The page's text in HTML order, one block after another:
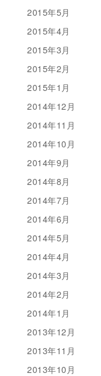
2015年5月
2015年4月
2015年3月
2015年2月
2015年1月
2014年12月
2014年11月
2014年10月
2014年9月
2014年8月
2014年7月
2014年6月
2014年5月
2014年4月
2014年3月
2014年2月
2014年1月
2013年12月
2013年11月
2013年10月